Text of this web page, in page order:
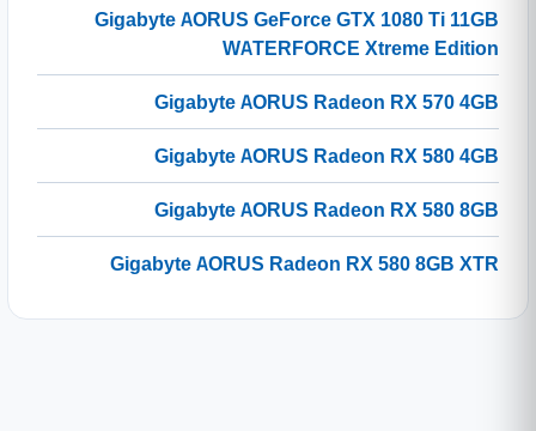
Gigabyte AORUS GeForce GTX 1080 Ti 11GB
WATERFORCE Xtreme Edition
Gigabyte AORUS Radeon RX 570 4GB
Gigabyte AORUS Radeon RX 580 4GB
Gigabyte AORUS Radeon RX 580 8GB
Gigabyte AORUS Radeon RX 580 8GB XTR